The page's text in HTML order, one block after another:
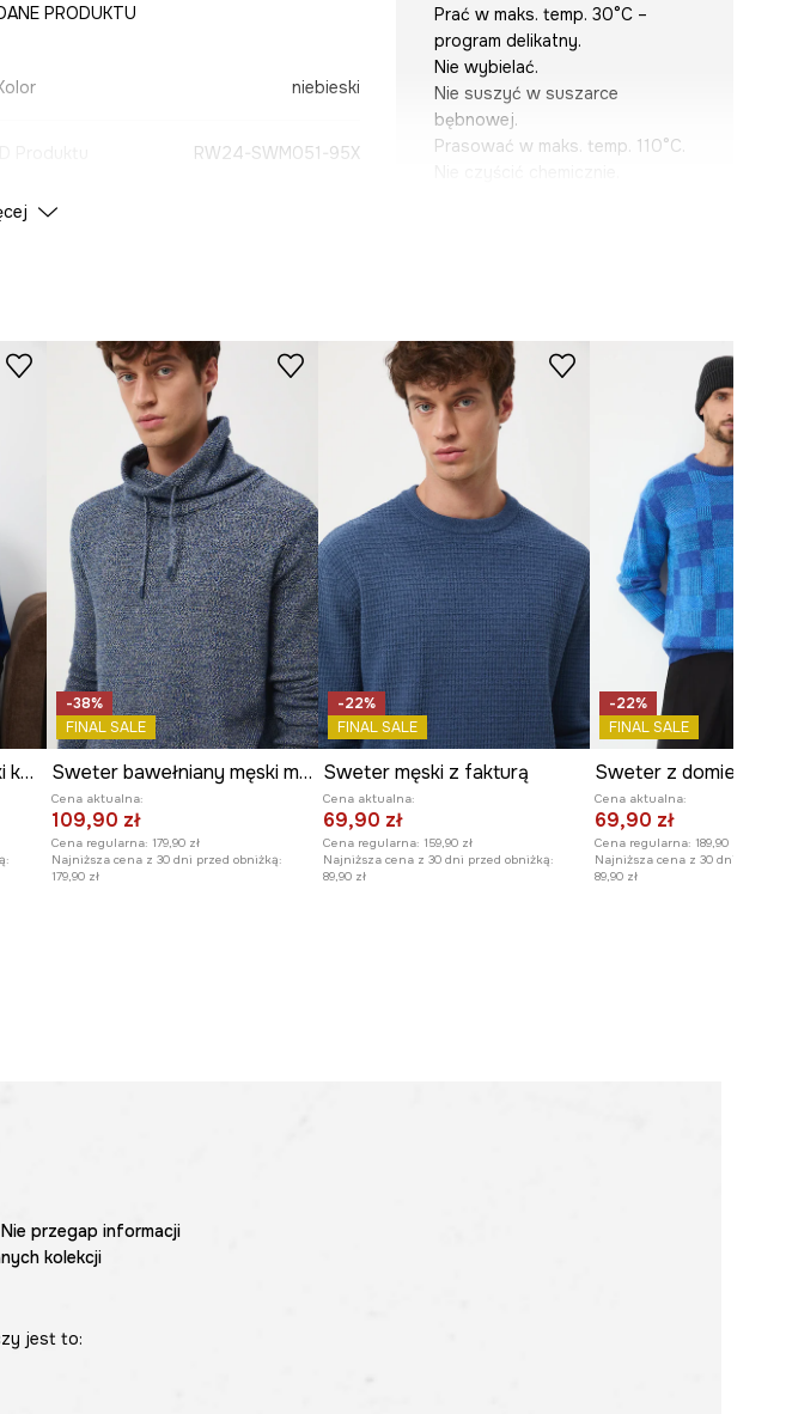
PRODUKTU
niebieski
RW24-SWM051-95X
Prać w maks. temp. 30°C –
program delikatny.
Nie wybielać.
Nie suszyć w suszarce
bębnowej.
Prasować w maks. temp. 110°C.
Krój: slim fit
Rękaw: długi
WYMIARY
Model na zdjęciu ma 188 cm
wzrostu i ma na sobie rozmiar M.
Zobacz wymiary produktu
Sweter bawełniany męski kolor niebieski
-38%
FINAL SALE
Sweter bawełniany męski melanżowy
Cena aktualna:
109,90 zł
Cena regularna: 179,90 zł
Najniższa cena z 30 dni przed obniżką:
179,90 zł
-22%
FINAL SALE
Sweter męski z fakturą
Cena aktualna:
69,90 zł
Cena regularna: 159,90 zł
Najniższa cena z 30 dni przed obniżką:
89,90 zł
-22%
FINAL SALE
Cena aktualna:
69,90 zł
Cena regularna: 189,90 zł
Najniższa cena z 30 dni przed
89,90 zł
przegap informacji
kolekcji
jest to: